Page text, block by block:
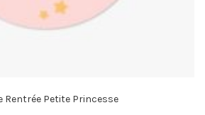
Rentrée Petite Princesse